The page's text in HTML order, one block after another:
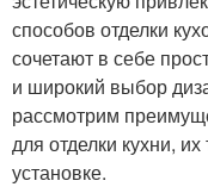
способов отделки
сочетают в себе
и широкий выбор
рассмотрим
для отделки кухни,
установке.